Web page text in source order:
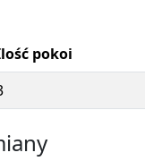
pokoi